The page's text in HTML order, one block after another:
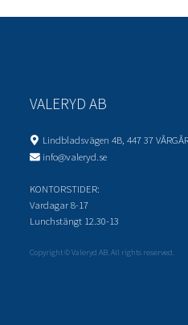
VALERYD AB
Lindbladsvägen 4B, 447 37
info@valeryd.se
KONTORSTIDER:
Vardagar 8-17
Lunchstängt 12.30-13
Copyright © Valeryd AB. All rights reserved.